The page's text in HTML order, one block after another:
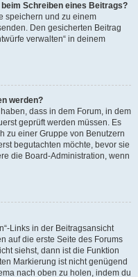
Schreiben eines Beitrags?
speichern und zu einem
Den gesicherten Beitrag
verwalten“ in deinem
werden?
dass in dem Forum, in dem
geprüft werden müssen. Es
zu einer Gruppe von Benutzern
begutachten möchte, bevor sie
die Board-Administration, wenn
Links in der Beitragsansicht
auf die erste Seite des Forums
siehst, dann ist die Funktion
Markierung ist nicht genügend
nach oben zu holen, indem du